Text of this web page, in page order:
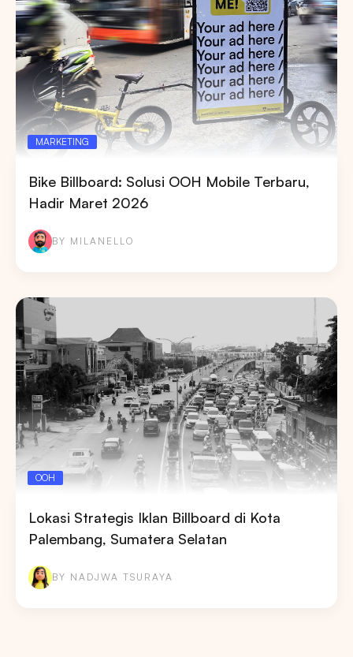
MARKETING
Bike Billboard: Solusi OOH Mobile Terbaru,
Hadir Maret 2026
BY MILANELLO
OOH
Lokasi Strategis Iklan Billboard di Kota
Palembang, Sumatera Selatan
BY NADJWA TSURAYA